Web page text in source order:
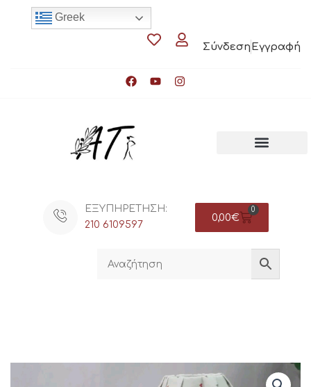
Σύνδεση Εγγραφή
Greek
ΕΞΥΠΗΡΕΤΗΣΗ:
210 6109597
0,00€
0